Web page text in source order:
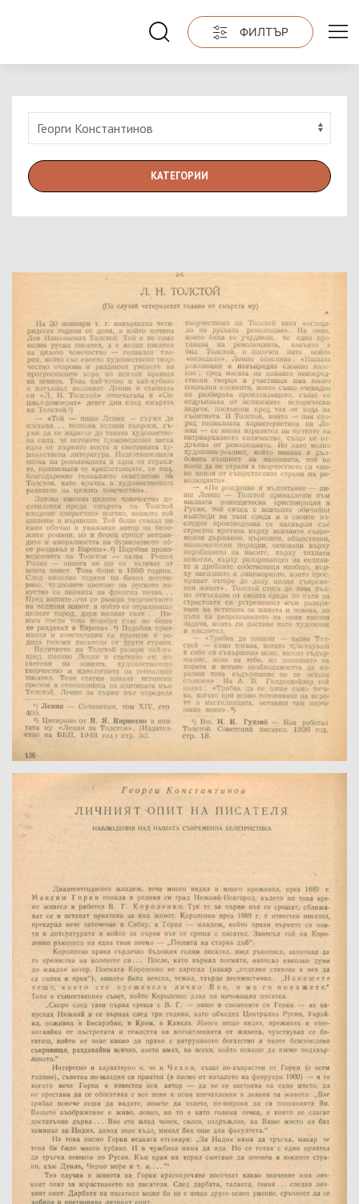
ФИЛТЪР
КАТЕГОРИИ
Име на изданието:
Година:
Номер:
Град на издаване:
Страници от-до:
Държател:
Забележка:
Име на изданието:
Година:
Номер:
Град на издаване:
Страници от-до:
Държател:
Забележка: